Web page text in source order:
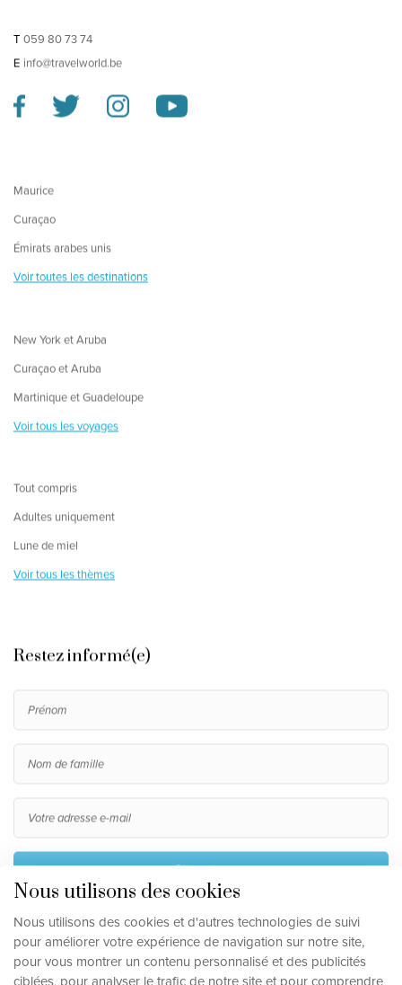
Nous utilisons des cookies
Nous utilisons des cookies et d'autres technologies de suivi
pour améliorer votre expérience de navigation sur notre site,
pour vous montrer un contenu personnalisé et des publicités
T 059 80 73 74
E info@travelworld.be
Maurice
Curaçao
Émirats arabes unis
Voir toutes les destinations
New York et Aruba
Curaçao et Aruba
Martinique et Guadeloupe
Voir tous les voyages
Tout compris
Adultes uniquement
Lune de miel
Voir tous les thèmes
Restez informé(e)
S'inscrire
En m'inscrivant, j'accepte le traitement de mes données
personnelles, telles que décrites dans laclause de
confidentialité.